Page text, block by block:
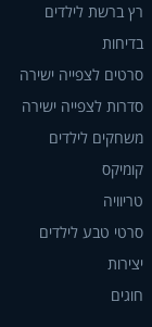
רץ ברשת לילדים
בדיחות
סרטים לצפייה ישירה
סדרות לצפייה ישירה
משחקים לילדים
קומיקס
טריוויה
סרטי טבע לילדים
יצירות
חוגים